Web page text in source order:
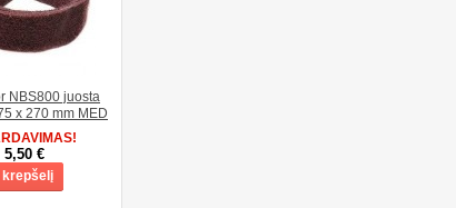
NBS800 juosta
x 270 mm MED
5,50 €
Į krepšelį